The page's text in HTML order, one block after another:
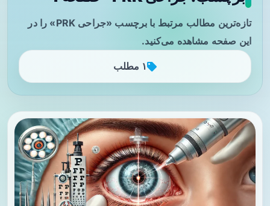
تازه‌ترین مطالب مرتبط با برچسب «جراحی PRK» را در
این صفحه مشاهده می‌کنید.
۱ مطلب